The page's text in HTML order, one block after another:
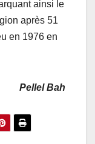
ainsi le
après 51
en 1976 en
Pellel Bah